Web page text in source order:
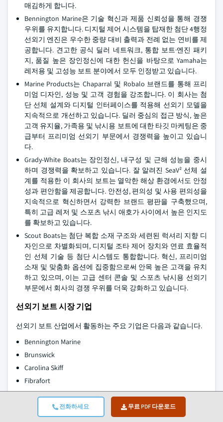
전화하세요 무료 PDF 다운로드
매김하게 합니다.
Bennington Marine은 기술 혁신과 제품 신뢰성을 통해 경쟁
우위를 유지합니다. 디지털 제어 시스템을 탑재한 첨단 4행정
선외기 엔진은 우수한 중량 대비 출력과 전례 없는 연비를 제
공합니다. 견고한 공식 딜러 네트워크, 통합 보트·엔진 패키
지, 품질 높은 장인정신에 대한 헌신을 바탕으로 Yamaha는
레저용 및 고성능 보트 분야에서 모두 인정받고 있습니다.
Marine Products는 Chaparral 및 Robalo 브랜드를 통해 프리
미엄 디자인, 성능 및 고객 경험을 강조합니다. 이 회사는 첨
단 선체 설계와 디지털 인터페이스를 적용해 선외기 모델을
지속적으로 개선하고 있습니다. 딜러 중심의 접근 방식, 높은
고객 유지율, 가족용 및 낚시용 보트에 대한 타깃 마케팅은 중
급부터 프리미엄 선외기 부문에서 경쟁력을 높이고 있습니
다.
Grady-White Boats는 장인정신, 내구성 및 근해 성능을 중시
하며 경쟁력을 확보하고 있습니다. 잘 알려진 SeaV² 선체 설
계를 적용한 이 회사의 보트는 열악한 해상 환경에서도 안정
성과 편안함을 제공합니다. 안전성, 편의성 및 사용 편의성을
지속적으로 혁신하면서 강력한 브랜드 평판을 구축했으며,
특히 고급 레저 및 스포츠 낚시 애호가 사이에서 높은 인지도
를 확보하고 있습니다.
Scout Boats는 첨단 복합 소재 구조와 세련된 럭셔리 지향 디
자인으로 차별화되며, 디지털 조타 제어 장치와 연료 효율적
인 선체 기술 등 첨단 시스템도 통합합니다. 혁신, 프리미엄
소재 및 맞춤화 옵션에 집중함으로써 안목 높은 고객을 유치
하고 있으며, 이는 고급 센터 콘솔 및 스포츠 낚시용 선외기
부문에서 회사의 경쟁 우위를 더욱 강화하고 있습니다.
선외기 보트 시장 기업
선외기 보트 산업에서 활동하는 주요 기업은 다음과 같습니다.
Bennington Marine
Brunswick
Carolina Skiff
Fibrafort
Grady-White
Groupe Beneteau
Marine Products